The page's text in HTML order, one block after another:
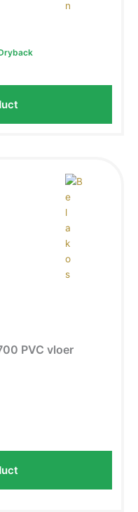
PVC vloer